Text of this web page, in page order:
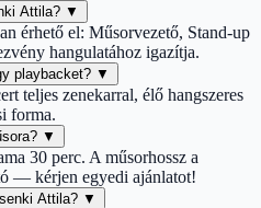
Attila? ▼
érhető el: Műsorvezető, Stand-up
hangulatához igazítja.
playbacket? ▼
teljes zenekarral, élő hangszeres
forma.
▼
30 perc. A műsorhossz a
— kérjen egyedi ajánlatot!
Attila? ▼